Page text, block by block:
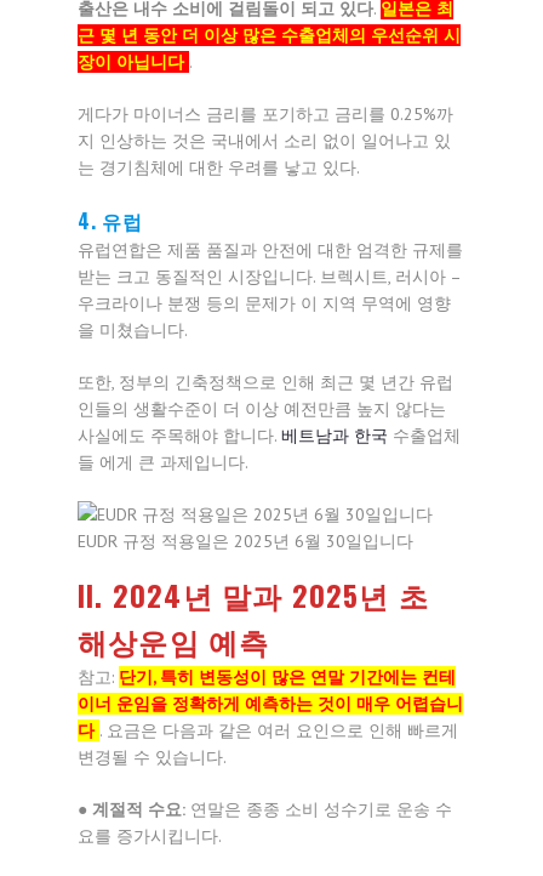
출산은 내수 소비에 걸림돌이 되고 있다. 일본은 최
근 몇 년 동안 더 이상 많은 수출업체의 우선순위 시
장이 아닙니다 .
게다가 마이너스 금리를 포기하고 금리를 0.25%까
지 인상하는 것은 국내에서 소리 없이 일어나고 있
는 경기침체에 대한 우려를 낳고 있다.
4. 유럽
유럽연합은 제품 품질과 안전에 대한 엄격한 규제를
받는 크고 동질적인 시장입니다. 브렉시트, 러시아 –
우크라이나 분쟁 등의 문제가 이 지역 무역에 영향
을 미쳤습니다.
또한, 정부의 긴축정책으로 인해 최근 몇 년간 유럽
인들의 생활수준이 더 이상 예전만큼 높지 않다는
사실에도 주목해야 합니다. 베트남과 한국 수출업체
들 에게 큰 과제입니다.
EUDR 규정 적용일은 2025년 6월 30일입니다
II. 2024년 말과 2025년 초
해상운임 예측
참고: 단기, 특히 변동성이 많은 연말 기간에는 컨테
이너 운임을 정확하게 예측하는 것이 매우 어렵습니
다 . 요금은 다음과 같은 여러 요인으로 인해 빠르게
변경될 수 있습니다.
● 계절적 수요: 연말은 종종 소비 성수기로 운송 수
요를 증가시킵니다.